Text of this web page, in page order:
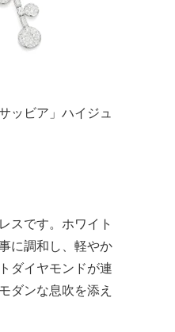
ッビア」ハイジュ
スです。ホワイト
に調和し、軽やか
ダイヤモンドが連
ダンな息吹を添え